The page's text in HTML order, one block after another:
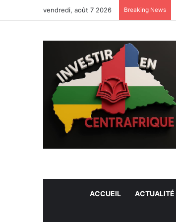
vendredi, août 7 2026 Breaking News
ACCUEIL ACTUALITÉ